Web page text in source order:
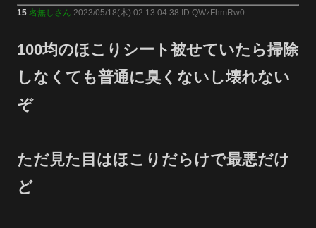
15 名無しさん 2023/05/18(木) 02:13:04.38 ID:QWzFhmRw0
100均のほこりシート被せていたら掃除
しなくても普通に臭くないし壊れない
ぞ
ただ見た目はほこりだらけで最悪だけ
ど